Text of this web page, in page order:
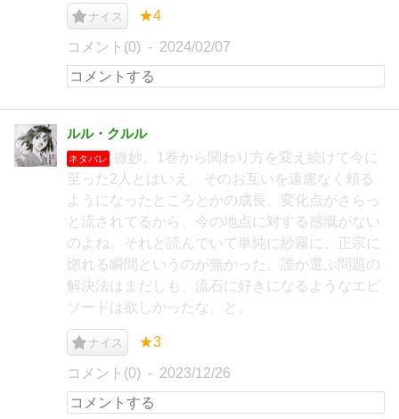
ナイス ★4
コメント(0) 2024/02/07
ルル・クルル
ネタバレ
微妙。1巻から関わり方を変え続けて今に
至った2人とはいえ、そのお互いを遠慮なく頼る
ようになったところとかの成長、変化点がさらっ
と流されてるから、今の地点に対する感慨がない
のよね。それと読んでいて単純に紗霧に、正宗に
惚れる瞬間というのが無かった。誰か選ぶ問題の
解決法はまだしも、流石に好きになるようなエピ
ソードは欲しかったな、と。
ナイス ★3
コメント(0) 2023/12/26